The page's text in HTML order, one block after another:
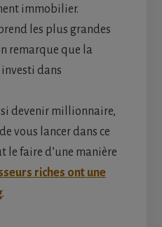
immobilier.
les plus grandes
remarque que la
dans
devenir millionnaire,
vous lancer dans ce
le faire d’une manière
riches ont une
.